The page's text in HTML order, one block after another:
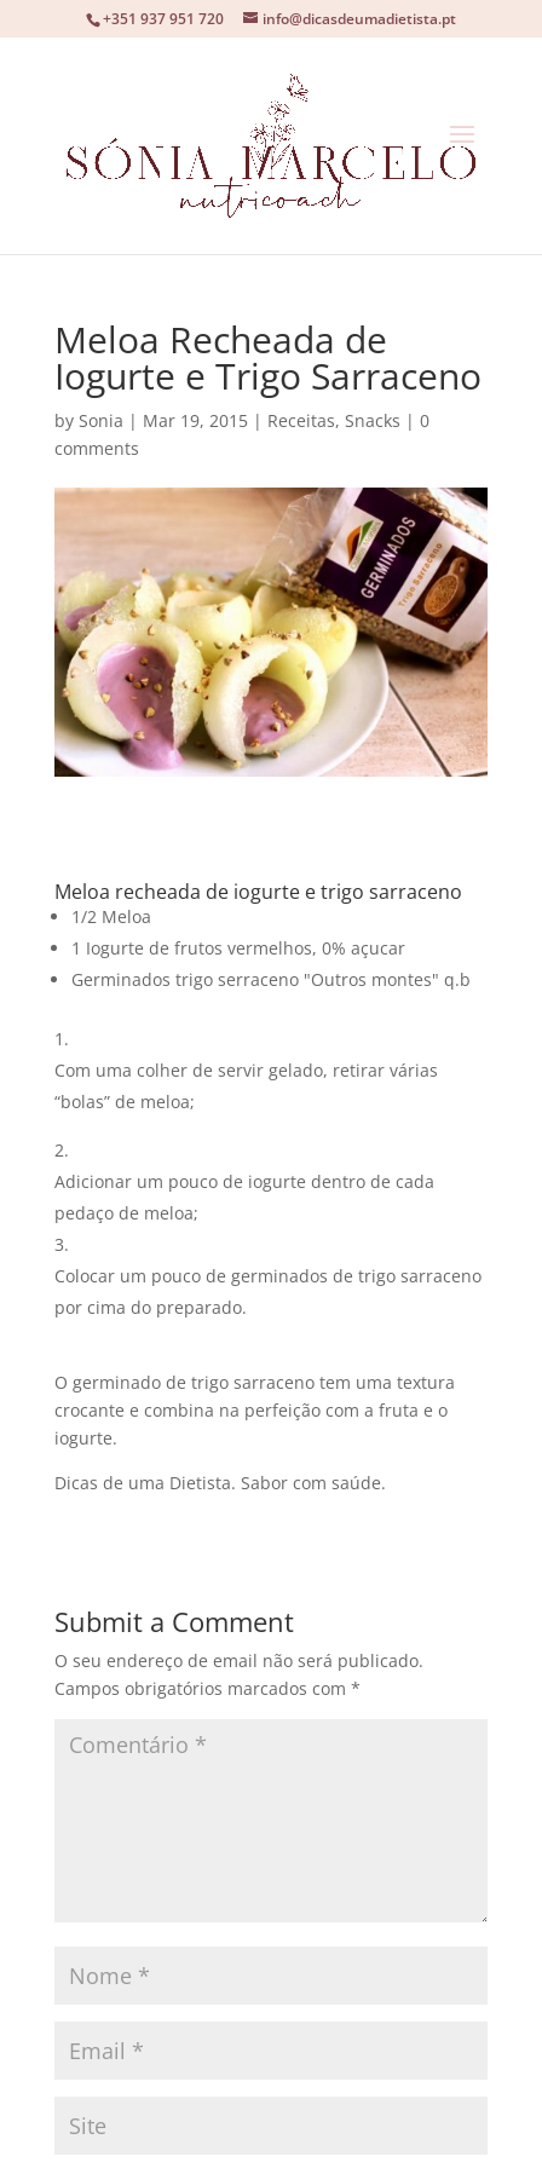
+351 937 951 720 info@dicasdeumadietista.pt
Meloa Recheada de
Iogurte e Trigo Sarraceno
by Sonia | Mar 19, 2015| Receitas, Snacks | 0
comments
Meloa recheada de iogurte e trigo sarraceno
1/2 Meloa
1 Iogurte de frutos vermelhos, 0% açucar
Germinados trigo serraceno "Outros montes" q.b
Com uma colher de servir gelado, retirar várias
“bolas” de meloa;
Adicionar um pouco de iogurte dentro de cada
pedaço de meloa;
Colocar um pouco de germinados de trigo sarraceno
por cima do preparado.
O germinado de trigo sarraceno tem uma textura
crocante e combina na perfeição com a fruta e o
iogurte.
Dicas de uma Dietista. Sabor com saúde.
Submit a Comment
O seu endereço de email não será publicado.
Campos obrigatórios marcados com *